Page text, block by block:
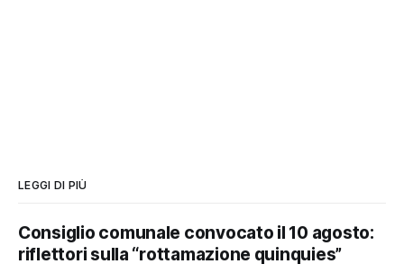
LEGGI DI PIÙ
Consiglio comunale convocato il 10 agosto:
riflettori sulla “rottamazione quinquies”